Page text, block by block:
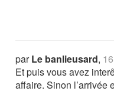
parLe banlieusard,
Et puis vous avez
affaire. Sinon l’arrivée